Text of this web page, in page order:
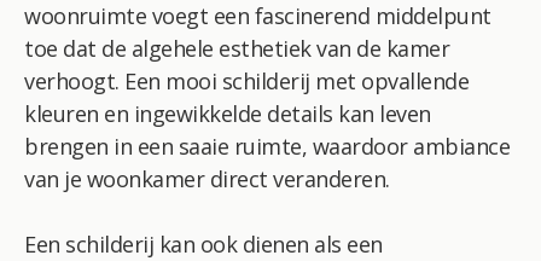
woonruimte voegt een fascinerend middelpunt
toe dat de algehele esthetiek van de kamer
verhoogt. Een mooi schilderij met opvallende
kleuren en ingewikkelde details kan leven
brengen in een saaie ruimte, waardoor ambiance
van je woonkamer direct veranderen.
Een schilderij kan ook dienen als een